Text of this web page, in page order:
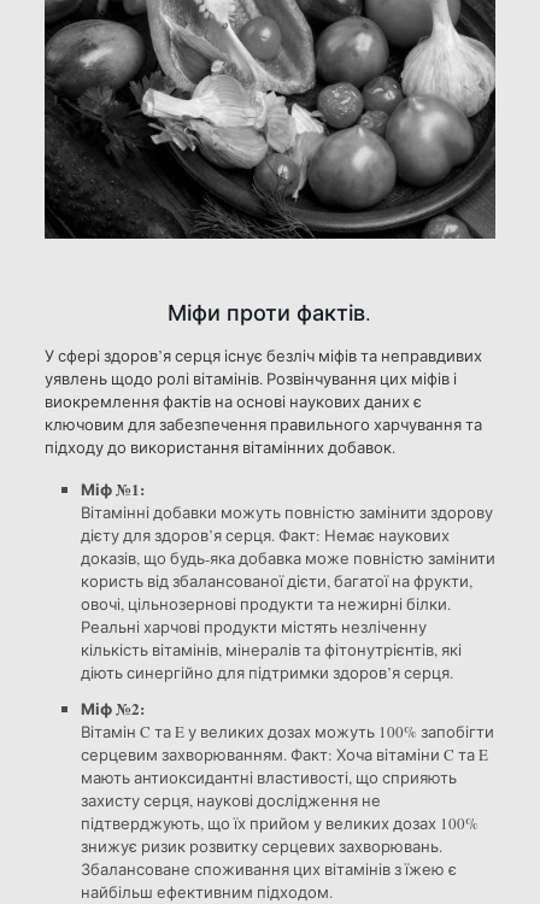
Міфи проти фактів.
У сфері здоров’я серця існує безліч міфів та неправдивих
уявлень щодо ролі вітамінів. Розвінчування цих міфів і
виокремлення фактів на основі наукових даних є
ключовим для забезпечення правильного харчування та
підходу до використання вітамінних добавок.
Міф №1:
Вітамінні добавки можуть повністю замінити здорову
дієту для здоров’я серця. Факт: Немає наукових
доказів, що будь-яка добавка може повністю замінити
користь від збалансованої дієти, багатої на фрукти,
овочі, цільнозернові продукти та нежирні білки.
Реальні харчові продукти містять незліченну
кількість вітамінів, мінералів та фітонутрієнтів, які
діють синергійно для підтримки здоров’я серця.
Міф №2:
Вітамін C та E у великих дозах можуть 100% запобігти
серцевим захворюванням. Факт: Хоча вітаміни C та E
мають антиоксидантні властивості, що сприяють
захисту серця, наукові дослідження не
підтверджують, що їх прийом у великих дозах 100%
знижує ризик розвитку серцевих захворювань.
Збалансоване споживання цих вітамінів з їжею є
найбільш ефективним підходом.